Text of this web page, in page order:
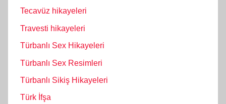
Tecavüz hikayeleri
Travesti hikayeleri
Türbanlı Sex Hikayeleri
Türbanlı Sex Resimleri
Türbanlı Sikiş Hikayeleri
Türk İfşa